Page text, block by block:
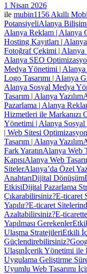
1 Nisan 2026
ile mubin1156 Akıllı
PotansiyeliAlanya
Alanya Reklam | Alanya
Hosting Kayıtları |
Fotoğraf Çekimi | Alanya
Alanya SEO
Medya Yönetimi | Alanya
Logo Tasarımı | Alanya
Alanya Sosyal Medya
Tasarım | Alanya Yazılım
Pazarlama | Alanya
Hizmetleri ile Markanızı
Yönetimi | Alanya Sosyal
| Web Sitesi
Tasarım | Alanya Yazılım
Fark YaratınAlanya Web
KapısıAlanya Web
SitelerAlanya’da Özel
AnahtarıDijital Dönüşüm
EtkisiDijital Pazarlama
Çıkarabilirsiniz?E-ticaret
Yapılır?E-ticaret
Azaltabilirsiniz?E-
Yapılması Gerekenler
Ulaşma StratejileriEtkili
Güçlendirebilirsiniz?
Ulaşınİçerik Yönetimi ile
Uygulama Geliştirme
Uyumlu Web Tasarımı